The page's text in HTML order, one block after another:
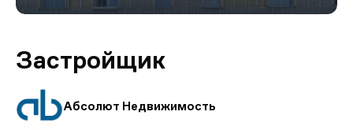
Застройщик
Абсолют Недвижимость